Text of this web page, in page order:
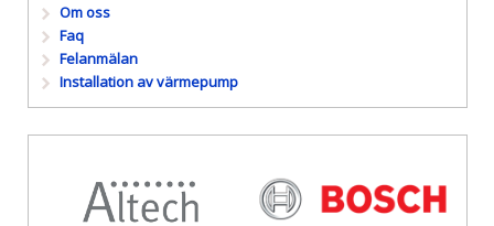
Om oss
Faq
Felanmälan
Installation av värmepump